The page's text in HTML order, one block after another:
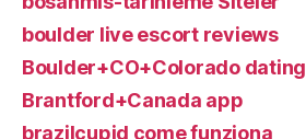
boulder live escort reviews
Boulder+CO+Colorado dating
Brantford+Canada app
brazilcupid come funziona